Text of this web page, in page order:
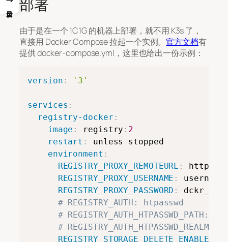
部署
由于是在一个 1C1G 的机器上部署，就不用 K3s 了，
直接用 Docker Compose 拉起一个实例。官方文档有
提供 docker-compose.yml，这里也给出一份示例：
version : '3'
services :
registry-docker :
image : registry : 2
restart : unless - stopped
environment :
REGISTRY_PROXY_REMOTEURL : https
REGISTRY_PROXY_USERNAME :
username
REGISTRY_PROXY_PASSWORD :
# REGISTRY_AUTH: htpasswd
# REGISTRY_AUTH_HTPASSWD_PATH:
#
REGISTRY_STORAGE_DELETE_ENABLED